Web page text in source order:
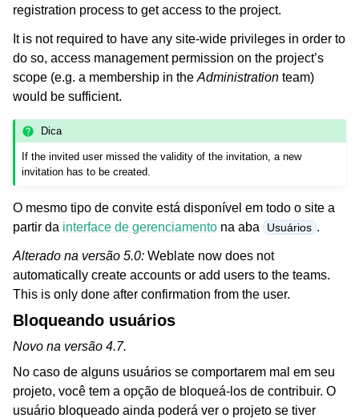
registration process to get access to the project.
It is not required to have any site-wide privileges in order to
do so, access management permission on the project’s
scope (e.g. a membership in the Administration team)
would be sufficient.
Dica
If the invited user missed the validity of the invitation, a new
invitation has to be created.
O mesmo tipo de convite está disponível em todo o site a
partir da interface de gerenciamento na aba Usuários .
Alterado na versão 5.0: Weblate now does not
automatically create accounts or add users to the teams.
This is only done after confirmation from the user.
Bloqueando usuários
Novo na versão 4.7.
No caso de alguns usuários se comportarem mal em seu
projeto, você tem a opção de bloqueá-los de contribuir. O
usuário bloqueado ainda poderá ver o projeto se tiver